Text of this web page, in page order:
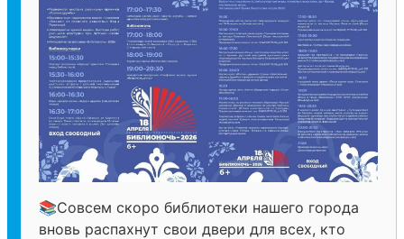
📚Совсем скоро библиотеки нашего города
вновь распахнут свои двери для всех, кто